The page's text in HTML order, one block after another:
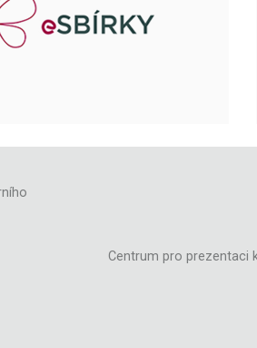
Centrum pro prezentaci